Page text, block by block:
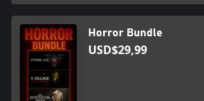
Horror Bundle
USD$29,99